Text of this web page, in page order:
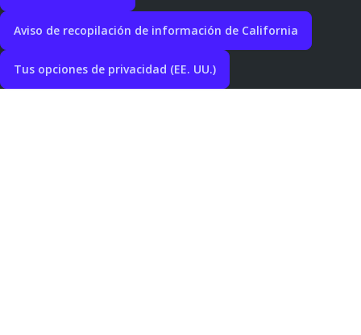
Aviso de recopilación de información de California
Tus opciones de privacidad (EE. UU.)